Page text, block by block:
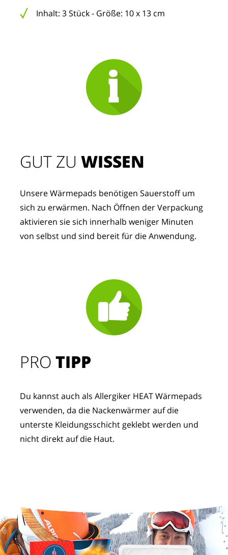
Inhalt: 3 Stück - Größe: 10 x 13 cm
PROTIPP
Du kannst auch als Allergiker HEAT Wärmepads
verwenden, da die Nackenwärmer auf die
unterste Kleidungsschicht geklebt werden und
nicht direkt auf die Haut.
GUT ZU WISSEN
Unsere Wärmepads benötigen Sauerstoff um
sich zu erwärmen. Nach Öffnen der Verpackung
aktivieren sie sich innerhalb weniger Minuten
von selbst und sind bereit für die Anwendung.